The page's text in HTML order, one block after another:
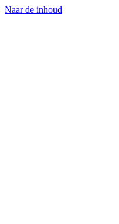
Naar de inhoud